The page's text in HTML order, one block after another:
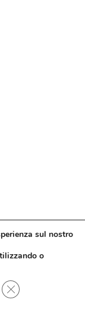
sul nostro
o
Close GDPR